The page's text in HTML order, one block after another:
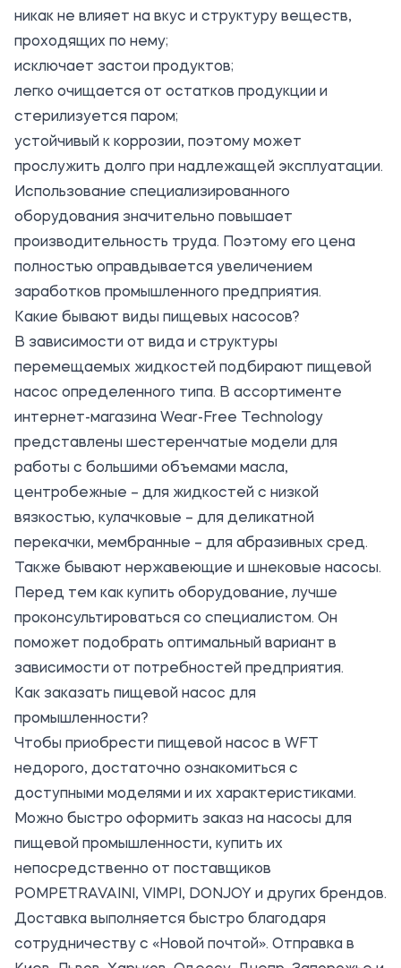
никак не влияет на вкус и структуру веществ,
проходящих по нему;
исключает застои продуктов;
легко очищается от остатков продукции и
стерилизуется паром;
устойчивый к коррозии, поэтому может
прослужить долго при надлежащей эксплуатации.
Использование специализированного
оборудования значительно повышает
производительность труда. Поэтому его цена
полностью оправдывается увеличением
заработков промышленного предприятия.
Какие бывают виды пищевых насосов?
В зависимости от вида и структуры
перемещаемых жидкостей подбирают пищевой
насос определенного типа. В ассортименте
интернет-магазина Wear-Free Technology
представлены шестеренчатые модели для
работы с большими объемами масла,
центробежные – для жидкостей с низкой
вязкостью, кулачковые – для деликатной
перекачки, мембранные – для абразивных сред.
Также бывают нержавеющие и шнековые насосы.
Перед тем как купить оборудование, лучше
проконсультироваться со специалистом. Он
поможет подобрать оптимальный вариант в
зависимости от потребностей предприятия.
Как заказать пищевой насос для
промышленности?
Чтобы приобрести пищевой насос в WFT
недорого, достаточно ознакомиться с
доступными моделями и их характеристиками.
Можно быстро оформить заказ на насосы для
пищевой промышленности, купить их
непосредственно от поставщиков
POMPETRAVAINI, VIMPI, DONJOY и других брендов.
Доставка выполняется быстро благодаря
сотрудничеству с «Новой почтой». Отправка в